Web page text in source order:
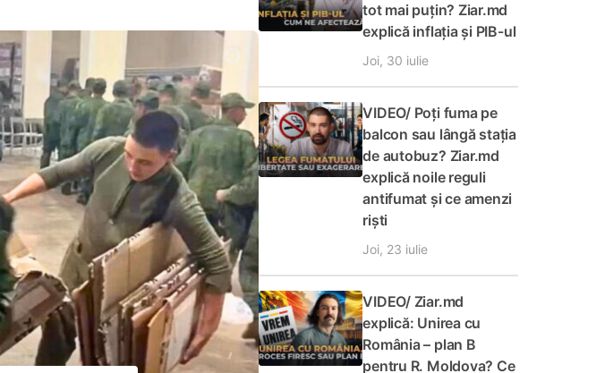
tot mai puțin? Ziar.md
explică inflația și PIB-ul
Joi, 30 iulie
VIDEO/ Poți fuma pe
balcon sau lângă stația
de autobuz? Ziar.md
explică noile reguli
antifumat și ce amenzi
riști
Joi, 23 iulie
VIDEO/ Ziar.md
explică: Unirea cu
România – plan B
pentru R. Moldova? Ce